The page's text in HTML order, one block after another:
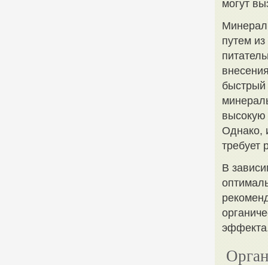
могут
путем
быстрый
высокую
Однако,
требует
В